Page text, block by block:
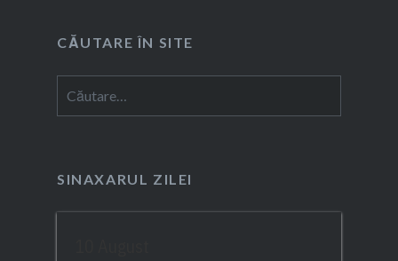
CĂUTARE ÎN SITE
după:
SINAXARUL ZILEI